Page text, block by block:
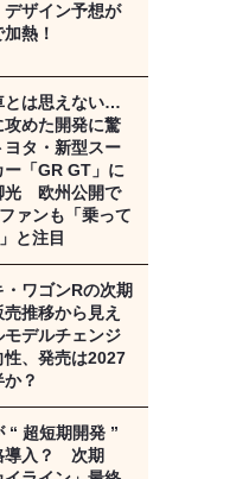
デザイン予想が
熱！
とは思えない…
攻めた開発に驚
ヨタ・新型スー
ー「GR GT」に
光 欧州公開で
ァンも「乗って
と注目
・ワゴンRの次期
推移から見え
モデルチェンジ
性、発売は2027
？
“ 超短期開発 ”
導入？ 次期